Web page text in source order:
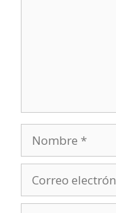
electrónico